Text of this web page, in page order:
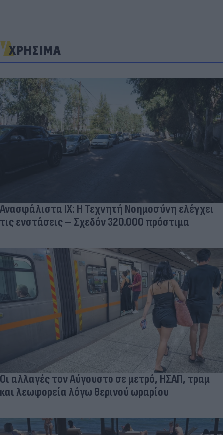
ΧΡΗΣΙΜΑ
Ανασφάλιστα ΙΧ: Η Τεχνητή Νοημοσύνη ελέγχει
τις ενστάσεις – Σχεδόν 320.000 πρόστιμα
Οι αλλαγές τον Αύγουστο σε μετρό, ΗΣΑΠ, τραμ
και λεωφορεία λόγω θερινού ωραρίου